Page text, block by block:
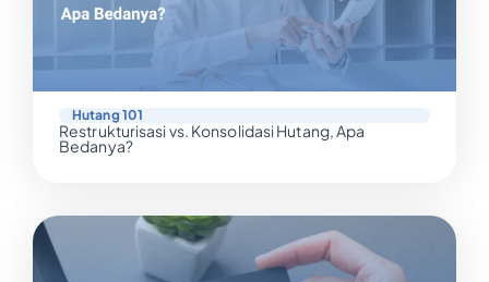
Hutang 101
Restrukturisasi vs. Konsolidasi Hutang, Apa
Bedanya?